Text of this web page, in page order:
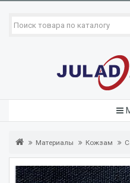
Материалы Кожзам